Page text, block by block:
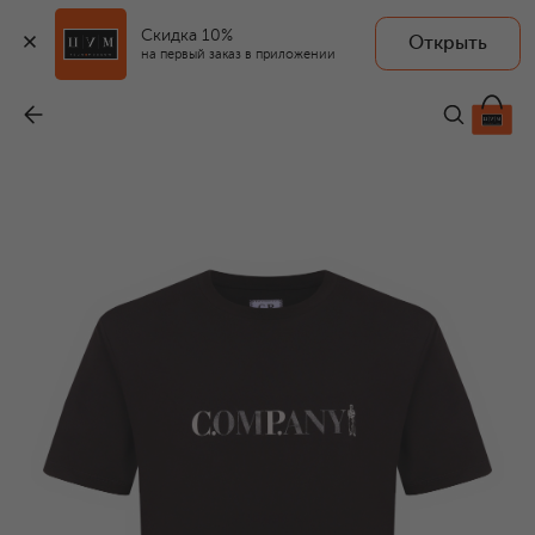
Скидка 10%
на первый заказ в приложении
Открыть
10 550 ₽